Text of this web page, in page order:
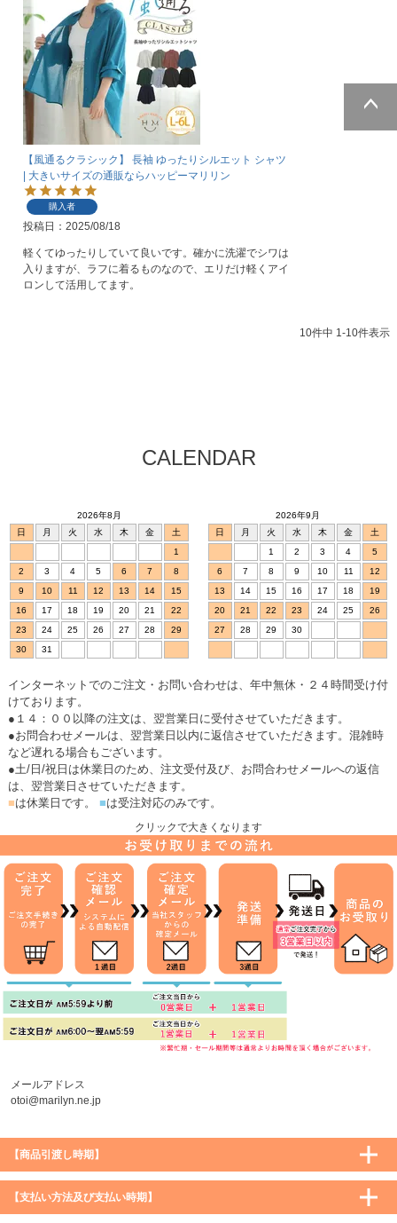
【風通るクラシック】 長袖 ゆったりシルエット シャツ
| 大きいサイズの通販ならハッピーマリリン
購入者
投稿日 2025/08/18
軽くてゆったりしていて良いです。確かに洗濯でシワは
入りますが、ラフに着るものなので、エリだけ軽くアイ
ロンして活用してます。
10件中 1-10件表示
ページトッ
CALENDAR
2026年8月
日
月 火 水 木 金
土
1
2
3 4 5 6 7
8
9
10 11 12 13 14
15
16
17 18 19 20 21
22
23
24 25 26 27 28
29
30
31
2026年9月
日
月 火 水 木 金
土
1
2 3 4
5
6
7 8 9 10 11
12
13
14 15 16 17 18
19
20
21 22 23 24 25
26
27
28 29 30
インターネットでのご注文・お問い合わせは、年中無休・２４時間受け付
けております。
●１４：００以降の注文は、翌営業日に受付させていただきます。
●お問合わせメールは、翌営業日以内に返信させていただきます。混雑時
など遅れる場合もございます。
●土/日/祝日は休業日のため、注文受付及び、お問合わせメールへの返信
は、翌営業日させていただきます。
■は休業日です。 ■は受注対応のみです。
クリックで大きくなります
メールアドレス
otoi@marilyn.ne.jp
【商品引渡し時期】
【支払い方法及び支払い時期】